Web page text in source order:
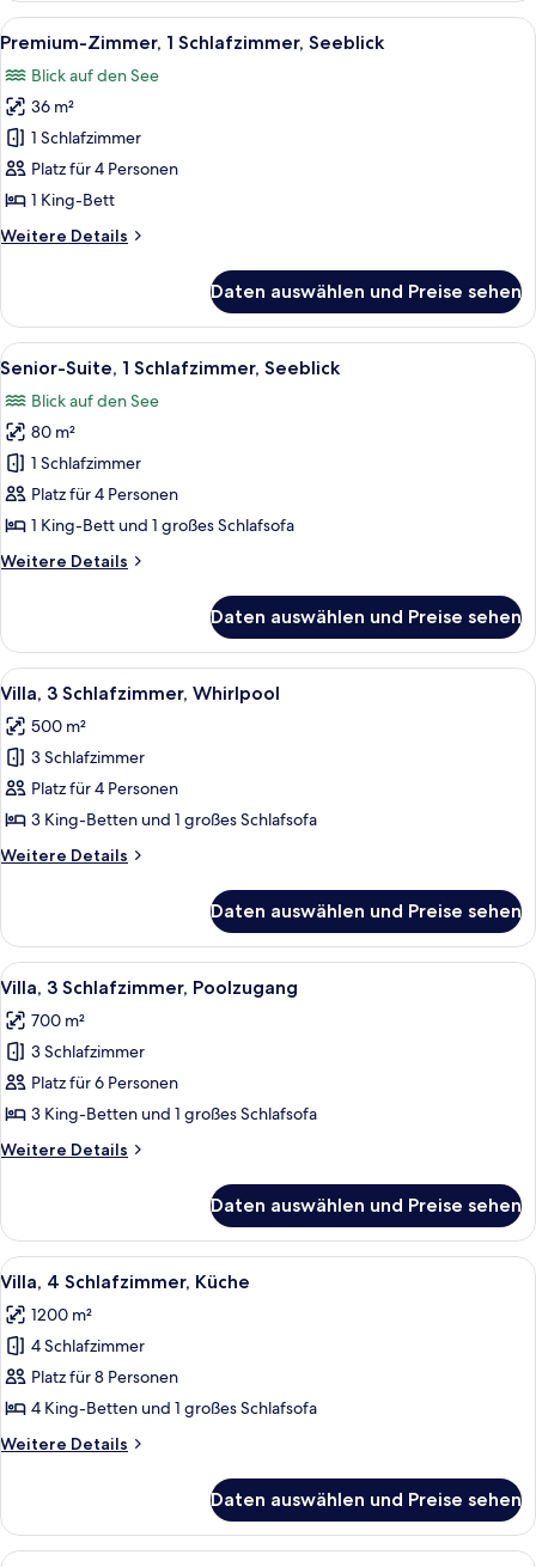
Alle
Fotos
für
Premium-
Zimmer,
1
Schlafzimmer,
anzeigen
Ein Balkon mit Korbmöbeln, einem
5
Premium-Zimmer, 1 Schlafzimmer, Seeblick
Blick auf den See
36 m²
1 Schlafzimmer
Platz für 4 Personen
1 King-Bett
Weitere Details
Weitere
Zimmer,
Schlafzimmer,
Daten auswählen und Preise sehen
Alle
Fotos
für
Senior-
Suite,
1
Schlafzimmer,
anzeigen
Ein Hotelzimmer mit einem großen
5
Senior-Suite, 1 Schlafzimmer, Seeblick
Blick auf den See
80 m²
1 Schlafzimmer
Platz für 4 Personen
1 King-Bett und 1 großes Schlafsofa
Weitere Details
Weitere
Suite,
Schlafzimmer,
Daten auswählen und Preise sehen
Alle
Fotos
für
Villa,
3 Schlafzimmer,
Whirlpool
anzeigen
Ein Hotelzimmer mit einem großen
4
Villa, 3 Schlafzimmer, Whirlpool
500 m²
3 Schlafzimmer
Platz für 4 Personen
3 King-Betten und 1 großes Schlafsofa
Weitere Details
Weitere
3 Schlafzimmer,
Whirlpool
Daten auswählen und Preise sehen
Alle
Fotos
für
Villa,
3 Schlafzimmer,
Poolzugang
anzeigen
Ein Hotelzimmer mit einem großen
5
Villa, 3 Schlafzimmer, Poolzugang
700 m²
3 Schlafzimmer
Platz für 6 Personen
3 King-Betten und 1 großes Schlafsofa
Weitere Details
Weitere
3 Schlafzimmer,
Poolzugang
Daten auswählen und Preise sehen
Alle
Fotos
für
Villa,
4 Schlafzimmer,
Küche
anzeigen
Dusche, Haartrockner, Bademäntel,
5
Villa, 4 Schlafzimmer, Küche
1200 m²
4 Schlafzimmer
Platz für 8 Personen
4 King-Betten und 1 großes Schlafsofa
Weitere Details
Weitere
4 Schlafzimmer,
Küche
Daten auswählen und Preise sehen